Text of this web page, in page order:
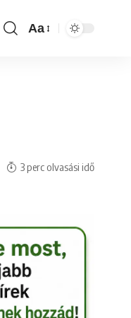
Aa
3 perc olvasási idő